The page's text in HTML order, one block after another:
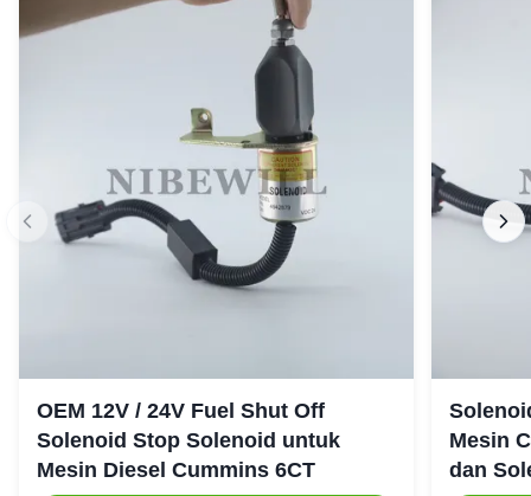
OEM 12V / 24V Fuel Shut Off
Solenoid Stop Solenoid untuk
Mesin Diesel Cummins 6CT
Mesin
dan